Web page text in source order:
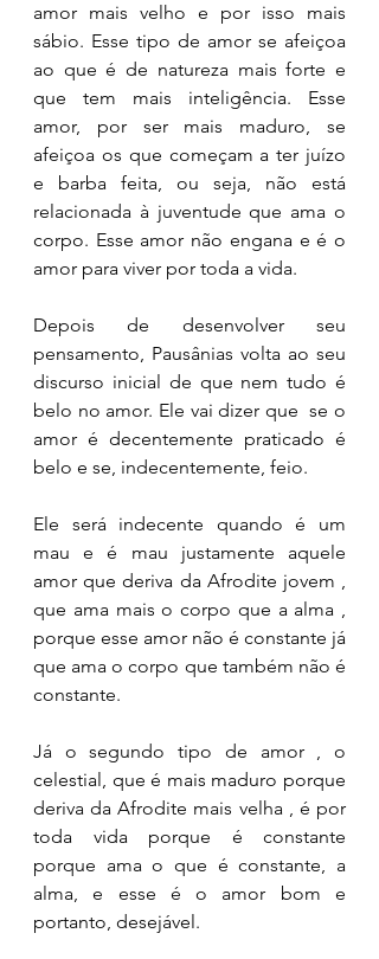
amor mais velho e por isso mais
sábio. Esse tipo de amor se afeiçoa
ao que é de natureza mais forte e
que tem mais inteligência. Esse
amor, por ser mais maduro, se
afeiçoa os que começam a ter juízo
e barba feita, ou seja, não está
relacionada à juventude que ama o
corpo. Esse amor não engana e é o
amor para viver por toda a vida.
Depois de desenvolver seu
pensamento, Pausânias volta ao seu
discurso inicial de que nem tudo é
belo no amor. Ele vai dizer que  se o
amor é decentemente praticado é
belo e se, indecentemente, feio.
Ele será indecente quando é um
mau e é mau justamente aquele
amor que deriva da Afrodite jovem ,
que ama mais o corpo que a alma ,
porque esse amor não é constante já
que ama o corpo que também não é
constante.
Já o segundo tipo de amor , o
celestial, que é mais maduro porque
deriva da Afrodite mais velha , é por
toda vida porque é constante
porque ama o que é constante, a
alma, e esse é o amor bom e
portanto, desejável.